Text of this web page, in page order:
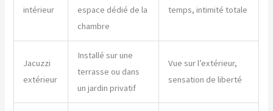
intérieur
espace dédié de la
chambre
temps, intimité totale
Jacuzzi
extérieur
Installé sur une
terrasse ou dans
un jardin privatif
Vue sur l’extérieur,
sensation de liberté